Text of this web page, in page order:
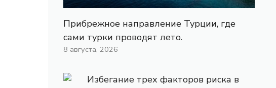
Прибрежное направление Турции, где
сами турки проводят лето.
8 августа, 2026